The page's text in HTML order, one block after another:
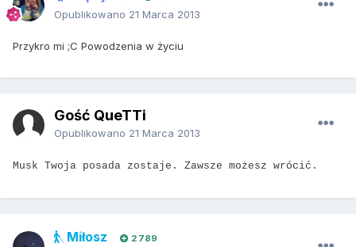
Opublikowano 21 Marca 2013
Przykro mi ;C Powodzenia w życiu
Gość QueTTi
Opublikowano 21 Marca 2013
Musk Twoja posada zostaje. Zawsze możesz wrócić.
Miłosz 2 789